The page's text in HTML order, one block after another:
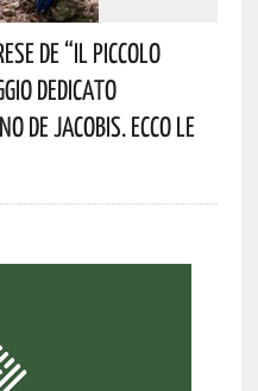
De “Il Piccolo
Dedicato
De Jacobis. Ecco Le